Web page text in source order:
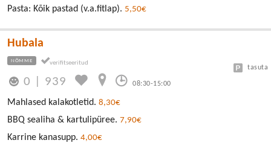
Pasta: Kõik pastad (v.a.fitlap). 5,50€
Hubala
NÕMME
0 939 08:30-15:00
tasuta
Mahlased kalakotletid. 8,30€
BBQ sealiha & kartulipüree. 7,90€
Karrine kanasupp. 4,00€